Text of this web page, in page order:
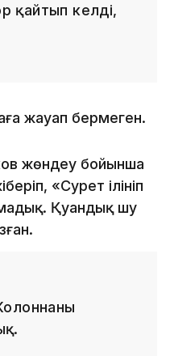
қайтып келді,
жауап бермеген.
жөндеу бойынша
«Сурет ілініп
Қуандық шу